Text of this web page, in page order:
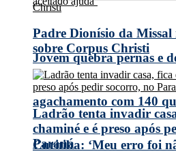
Jovem quebra pernas e
agachamento com 140
Curitiba: ‘Meu erro foi
Padre Dionísio da
sobre Corpus Christi
Ladrão tenta invadir
chaminé e é preso após
Paraná